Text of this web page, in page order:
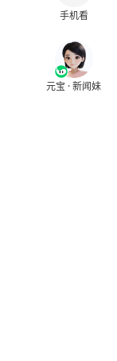
手机看
元宝 · 新闻妹